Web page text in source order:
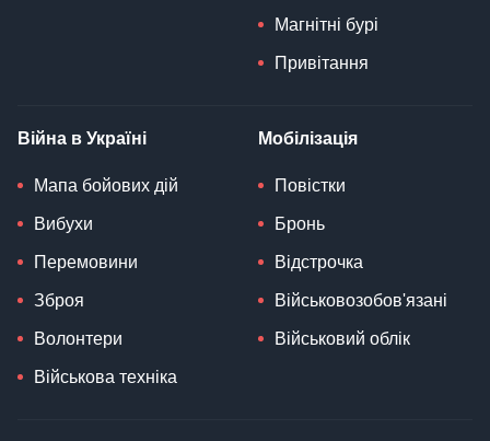
Магнітні бурі
Привітання
Війна в Україні
Мапа бойових дій
Вибухи
Перемовини
Зброя
Волонтери
Військова техніка
Мобілізація
Повістки
Бронь
Відстрочка
Військовозобов'язані
Військовий облік